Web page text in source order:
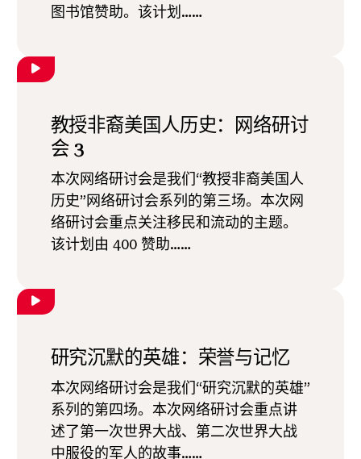
图书馆赞助。该计划……
教授非裔美国人历史：网络研讨
会 3
本次网络研讨会是我们“教授非裔美国人
历史”网络研讨会系列的第三场。本次网
络研讨会重点关注移民和流动的主题。
该计划由 400 赞助……
研究沉默的英雄：荣誉与记忆
本次网络研讨会是我们“研究沉默的英雄”
系列的第四场。本次网络研讨会重点讲
述了第一次世界大战、第二次世界大战
中服役的军人的故事……